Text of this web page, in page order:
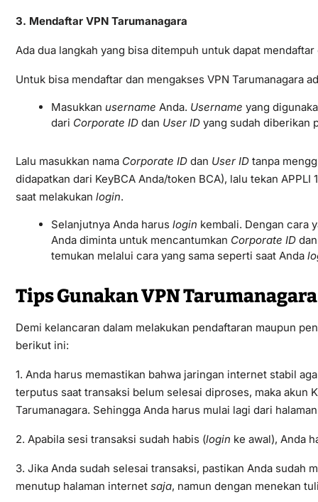
3. Mendaftar VPN Tarumanagara
Ada dua langkah yang bisa ditempuh untuk dapat
Untuk bisa mendaftar dan mengakses VPN Tarumanagara
Masukkan username Anda. Username yang
dari Corporate IDdan User IDyang sudah diberikan
Lalu masukkan nama Corporate IDdan User IDtanpa
didapatkan dari KeyBCA Anda/token BCA), lalu tekan
saat melakukan login.
Selanjutnya Anda harus login kembali. Dengan cara
Anda diminta untuk mencantumkan Corporate ID
temukan melalui cara yang sama seperti saat Anda
Tips Gunakan VPN Tarumanagara
Demi kelancaran dalam melakukan pendaftaran maupun
berikut ini:
1. Anda harus memastikan bahwa jaringan internet stabil
terputus saat transaksi belum selesai diproses, maka akun
Tarumanagara. Sehingga Anda harus mulai lagi dari
2. Apabila sesi transaksi sudah habis (login ke awal), Anda
3. Jika Anda sudah selesai transaksi, pastikan Anda sudah
menutup halaman internet saja, namun dengan menekan